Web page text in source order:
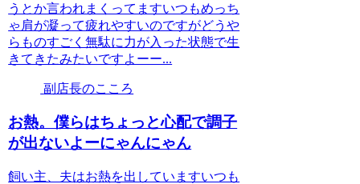
うとか言われまくってますいつもめっち
ゃ肩が凝って疲れやすいのですがどうや
らものすごく無駄に力が入った状態で生
きてきたみたいですよーー...
副店長のこころ
お熱。僕らはちょっと心配で調子
が出ないよーにゃんにゃん
飼い主、夫はお熱を出していますいつも